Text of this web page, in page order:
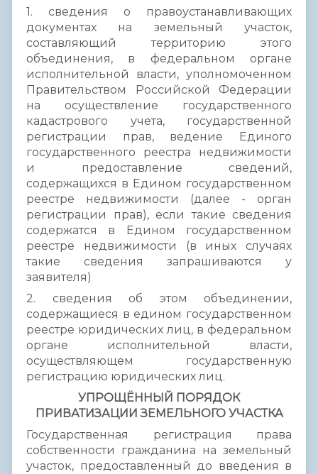
1. сведения о правоустанавливающих
документах на земельный участок,
составляющий территорию этого
объединения, в федеральном органе
исполнительной власти, уполномоченном
Правительством Российской Федерации
на осуществление государственного
кадастрового учета, государственной
регистрации прав, ведение Единого
государственного реестра недвижимости
и предоставление сведений,
содержащихся в Едином государственном
реестре недвижимости (далее - орган
регистрации прав), если такие сведения
содержатся в Едином государственном
реестре недвижимости (в иных случаях
такие сведения запрашиваются у
заявителя)
2. сведения об этом объединении,
содержащиеся в едином государственном
реестре юридических лиц, в федеральном
органе исполнительной власти,
осуществляющем государственную
регистрацию юридических лиц.
УПРОЩЁННЫЙ ПОРЯДОК
ПРИВАТИЗАЦИИ ЗЕМЕЛЬНОГО УЧАСТКА
Государственная регистрация права
собственности гражданина на земельный
участок, предоставленный до введения в